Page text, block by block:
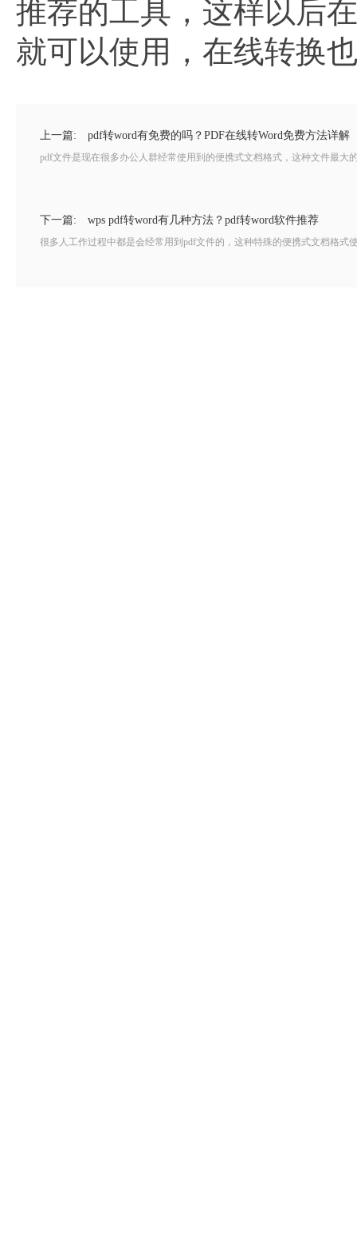
推荐的工具，这样以后
就可以使用，在线转换
上一篇: pdf转word有免费的吗？PDF在线转Word免费方法详解
pdf文件是现在很多办公人群经常使用到的便携式文档格式，这种文件最
下一篇: wps pdf转word有几种方法？pdf转word软件推荐
很多人工作过程中都是会经常用到pdf文件的，这种特殊的便携式文档格